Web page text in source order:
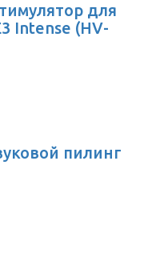
для
Intense (HV-
пилинг